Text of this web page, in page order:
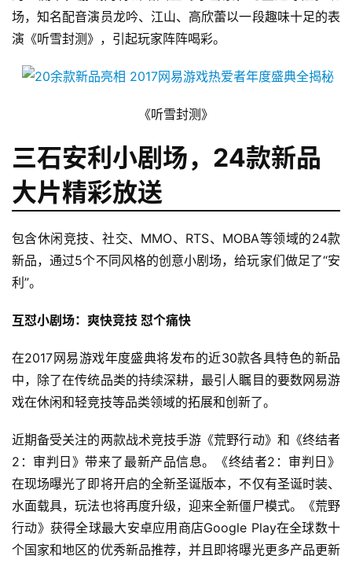
场，知名配音演员龙吟、江山、高欣蕾以一段趣味十足的表
演《听雪封测》，引起玩家阵阵喝彩。
《听雪封测》
三石安利小剧场，24款新品
大片精彩放送
包含休闲竞技、社交、MMO、RTS、MOBA等领域的24款
新品，通过5个不同风格的创意小剧场，给玩家们做足了“安
利”。
互怼小剧场：爽快竞技 怼个痛快
在2017网易游戏年度盛典将发布的近30款各具特色的新品
中，除了在传统品类的持续深耕，最引人瞩目的要数网易游
戏在休闲和轻竞技等品类领域的拓展和创新了。
近期备受关注的两款战术竞技手游《荒野行动》和《终结者
2：审判日》带来了最新产品信息。《终结者2：审判日》
在现场曝光了即将开启的全新圣诞版本，不仅有圣诞时装、
水面载具，玩法也将再度升级，迎来全新僵尸模式。《荒野
行动》获得全球最大安卓应用商店Google Play在全球数十
个国家和地区的优秀新品推荐，并且即将曝光更多产品更新